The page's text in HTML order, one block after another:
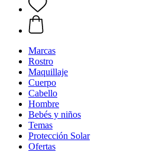
Marcas
Rostro
Maquillaje
Cuerpo
Cabello
Hombre
Bebés y niños
Temas
Protección Solar
Ofertas